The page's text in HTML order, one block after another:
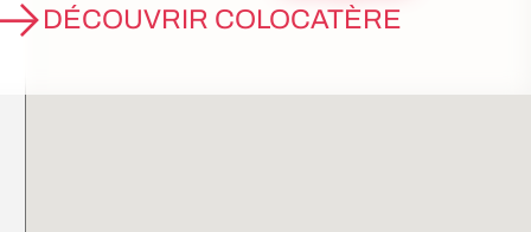
DÉCOUVRIR COLOCATÈRE